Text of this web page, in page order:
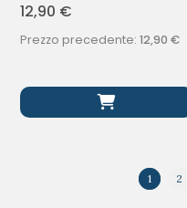
12,90 €
Prezzo precedente:12,90 €
1 2